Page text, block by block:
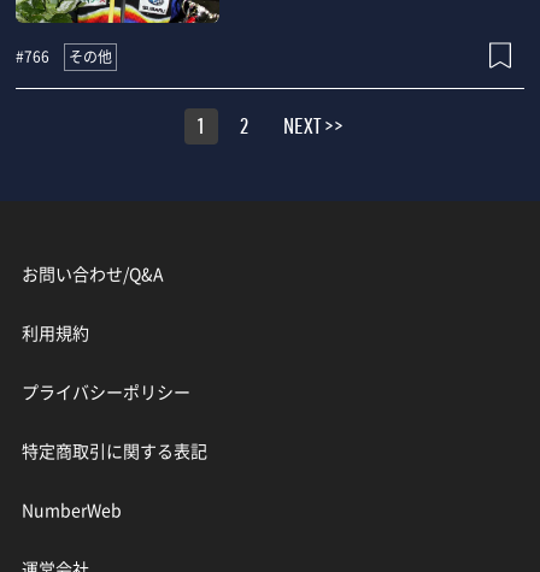
#766 その他
1 2 NEXT >>
お問い合わせ/Q&A
利用規約
プライバシーポリシー
特定商取引に関する表記
NumberWeb